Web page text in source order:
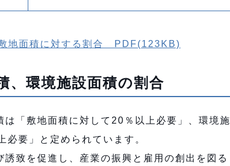
地面積に対する割合 PDF(123KB)
、環境施設面積の割合
「敷地面積に対して20％以上必要」、環境施
要」と定められています。
致を促進し、産業の振興と雇用の創出を図る